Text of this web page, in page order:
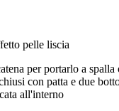
pelle liscia
per portarlo a spalla
con patta e due
all'interno